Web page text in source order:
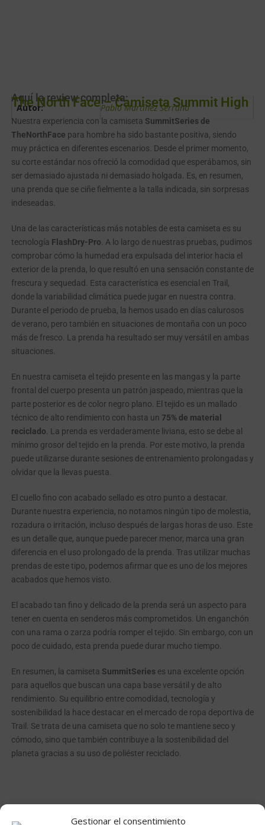
Gestionar el consentimiento
Aquí la review completa:
The North Face – Camiseta Summit High
Autor: Pablo Martínez Serrano
Nuestra experiencia con la camiseta SummitSeries de
TheNorthFace para hombre ha sido bastante positiva, siendo
muy práctica en diferentes escenarios. Desde el primer momento,
su corte estándar nos ofreció la comodidad que esperábamos, sin
ser demasiado ajustada ni demasiado holgada. Es, en resumen,
una prenda que se ciñe fielmente a la talla indicada, sin sorpresas
indeseadas.
Una de las características más notables de esta camiseta es su
tecnología FlashDry-Pro . A lo largo de nuestras pruebas, pudimos
comprobar cómo la humedad era expulsada del interior hacia el
exterior de la prenda, lo que resultó en una sensación constante de
frescura y sequedad. Esta característica es esencial en Trail,
donde la variabilidad climática puede jugar en nuestra contra.
Durante el periodo de prueba, la hemos usado en días calurosos
de verano, pero también en situaciones de montaña con un poco
más de fresco. La prenda ha resultado ser muy versátil en ambas
situaciones.
En nuestra camiseta el tejido presente en las mangas y la parte
frontal del cuerpo presenta un patrón jaspeado, mientras que la
parte posterior es de color negro plano. El tejido es un mallado
técnico de alto rendimiento con hasta un 75% de material
reciclado . La prenda es verdaderamente liviana, esto se debe al
mínimo grosor del tejido en la prenda. Por este motivo, la prenda
puede utilizarse durante sesiones de entrenamiento prolongadas y
olvidar que la llevas puesta.
El cuello fino con acabado sellado es otro punto a destacar.
Durante nuestra experiencia, no notamos ningún tipo de molestia,
rozadura o irritación, incluso después de largas horas de uso. Este
es un detalle que, aunque puede parecer menor, marca una gran
diferencia en el uso prolongado de la prenda. Tras utilizar muchas
prendas de este tipo, podemos afirmar que es uno de los mejores
acabados que hemos visto.
El acabado tan fino y delicado de la prenda será un aspecto para
tener en cuenta en senderos más comprometidos. Un enganchón
con una rama o zarza podría romper el tejido. Sin embargo, con un
poco de cuidado, esta prenda puede durar mucho tiempo.
En resumen, la camiseta SummitSerieses una excelente opción
para aquellos que buscan una capa base versátil y de alto
rendimiento. Su equilibrio entre comodidad, tecnología y
sostenibilidad la hace destacar en el mercado de ropa deportiva de
Trail. Se trata de una camiseta que no solo te mantiene seco y
cómodo, sino que también contribuye a la sostenibilidad del
planeta gracias a su uso de poliéster reciclado.